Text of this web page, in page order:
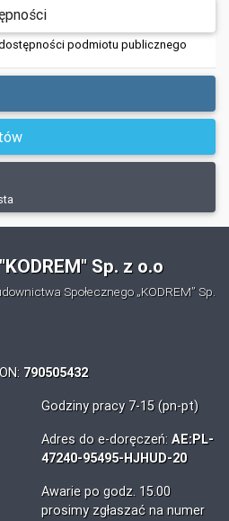
podmiotu publicznego
Sp. z o.o
Społecznego „KODREM” Sp.
790505432
Godziny pracy 7-15 (pn-pt)
Adres do e-doręczeń: AE:PL-
47240-95495-HJHUD-20
Awarie po godz. 15.00
prosimy zgłaszać na numer